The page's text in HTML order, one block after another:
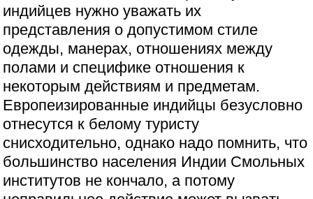
индийцев нужно уважать их
представления о допустимом стиле
одежды, манерах, отношениях между
полами и специфике отношения к
некоторым действиям и предметам.
Европеизированные индийцы безусловно
отнесутся к белому туристу
снисходительно, однако надо помнить, что
большинство населения Индии Смольных
институтов не кончало, а потому